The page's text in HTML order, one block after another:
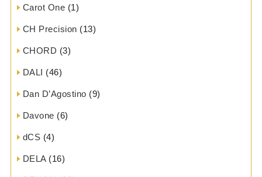
Carot One (1)
CH Precision (13)
CHORD (3)
DALI (46)
Dan D’Agostino (9)
Davone (6)
dCS (4)
DELA(16)